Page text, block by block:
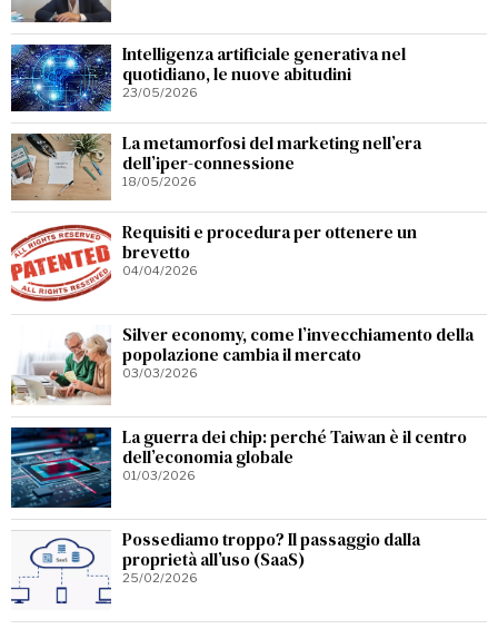
Intelligenza artificiale generativa nel
quotidiano, le nuove abitudini
23/05/2026
La metamorfosi del marketing nell’era
dell’iper-connessione
18/05/2026
Requisiti e procedura per ottenere un
brevetto
04/04/2026
Silver economy, come l’invecchiamento della
popolazione cambia il mercato
03/03/2026
La guerra dei chip: perché Taiwan è il centro
dell’economia globale
01/03/2026
Possediamo troppo? Il passaggio dalla
proprietà all’uso (SaaS)
25/02/2026